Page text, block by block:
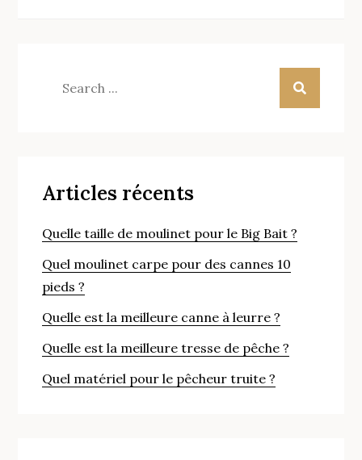
?
Articles récents
Quelle taille de moulinet pour le Big Bait ?
Quel moulinet carpe pour des cannes 10
pieds ?
Quelle est la meilleure canne à leurre ?
Quelle est la meilleure tresse de pêche ?
Quel matériel pour le pêcheur truite ?